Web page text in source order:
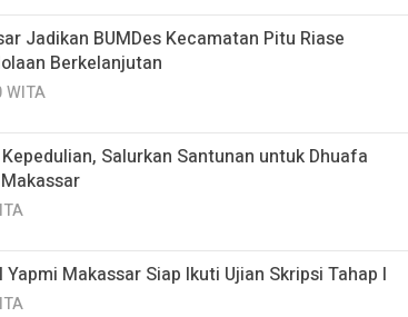
Jadikan BUMDes Kecamatan Pitu Riase
Berkelanjutan
WITA
Salurkan Santunan untuk Dhuafa
Makassar Siap Ikuti Ujian Skripsi Tahap I